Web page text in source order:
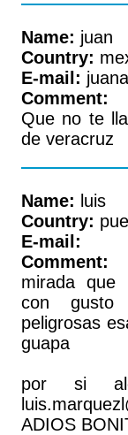
Name: juan
Country:
E-mail:
Comment:
Que no te
de veracruz
Name: luis
Country:
E-mail:
Comment:
mirada que
con gusto
peligrosas
guapa
por si
ADIOS